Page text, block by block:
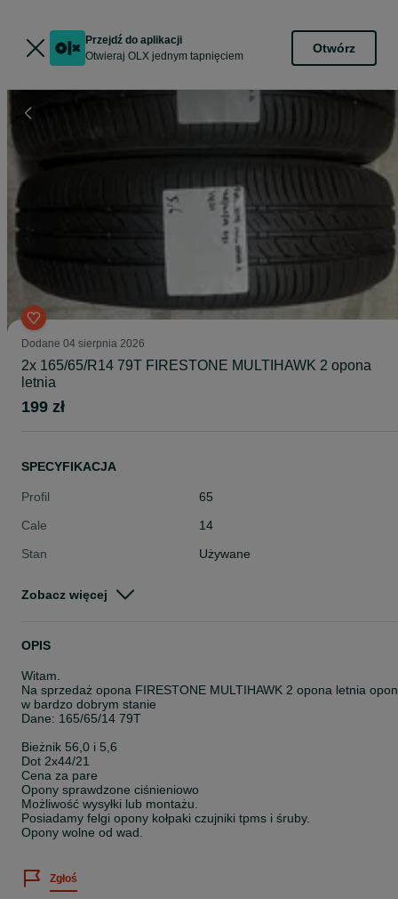
Przejdź do aplikacji
Otwieraj OLX jednym tapnięciem
Otwórz
Dodane 04 sierpnia 2026
2x 165/65/R14 79T FIRESTONE MULTIHAWK 2 opona
letnia
199 zł
SPECYFIKACJA
Profil
65
Cale
14
Stan
Używane
Szerokość
Zobacz więcej
OPIS
Witam.
Na sprzedaż opona FIRESTONE MULTIHAWK 2 opona letnia
w bardzo dobrym stanie
Dane: 165/65/14 79T
Bieżnik 56,0 i 5,6
Dot 2x44/21
Cena za pare
Opony sprawdzone ciśnieniowo
Możliwość wysyłki lub montażu.
Posiadamy felgi opony kołpaki czujniki tpms i śruby.
Opony wolne od wad.
Zgłoś